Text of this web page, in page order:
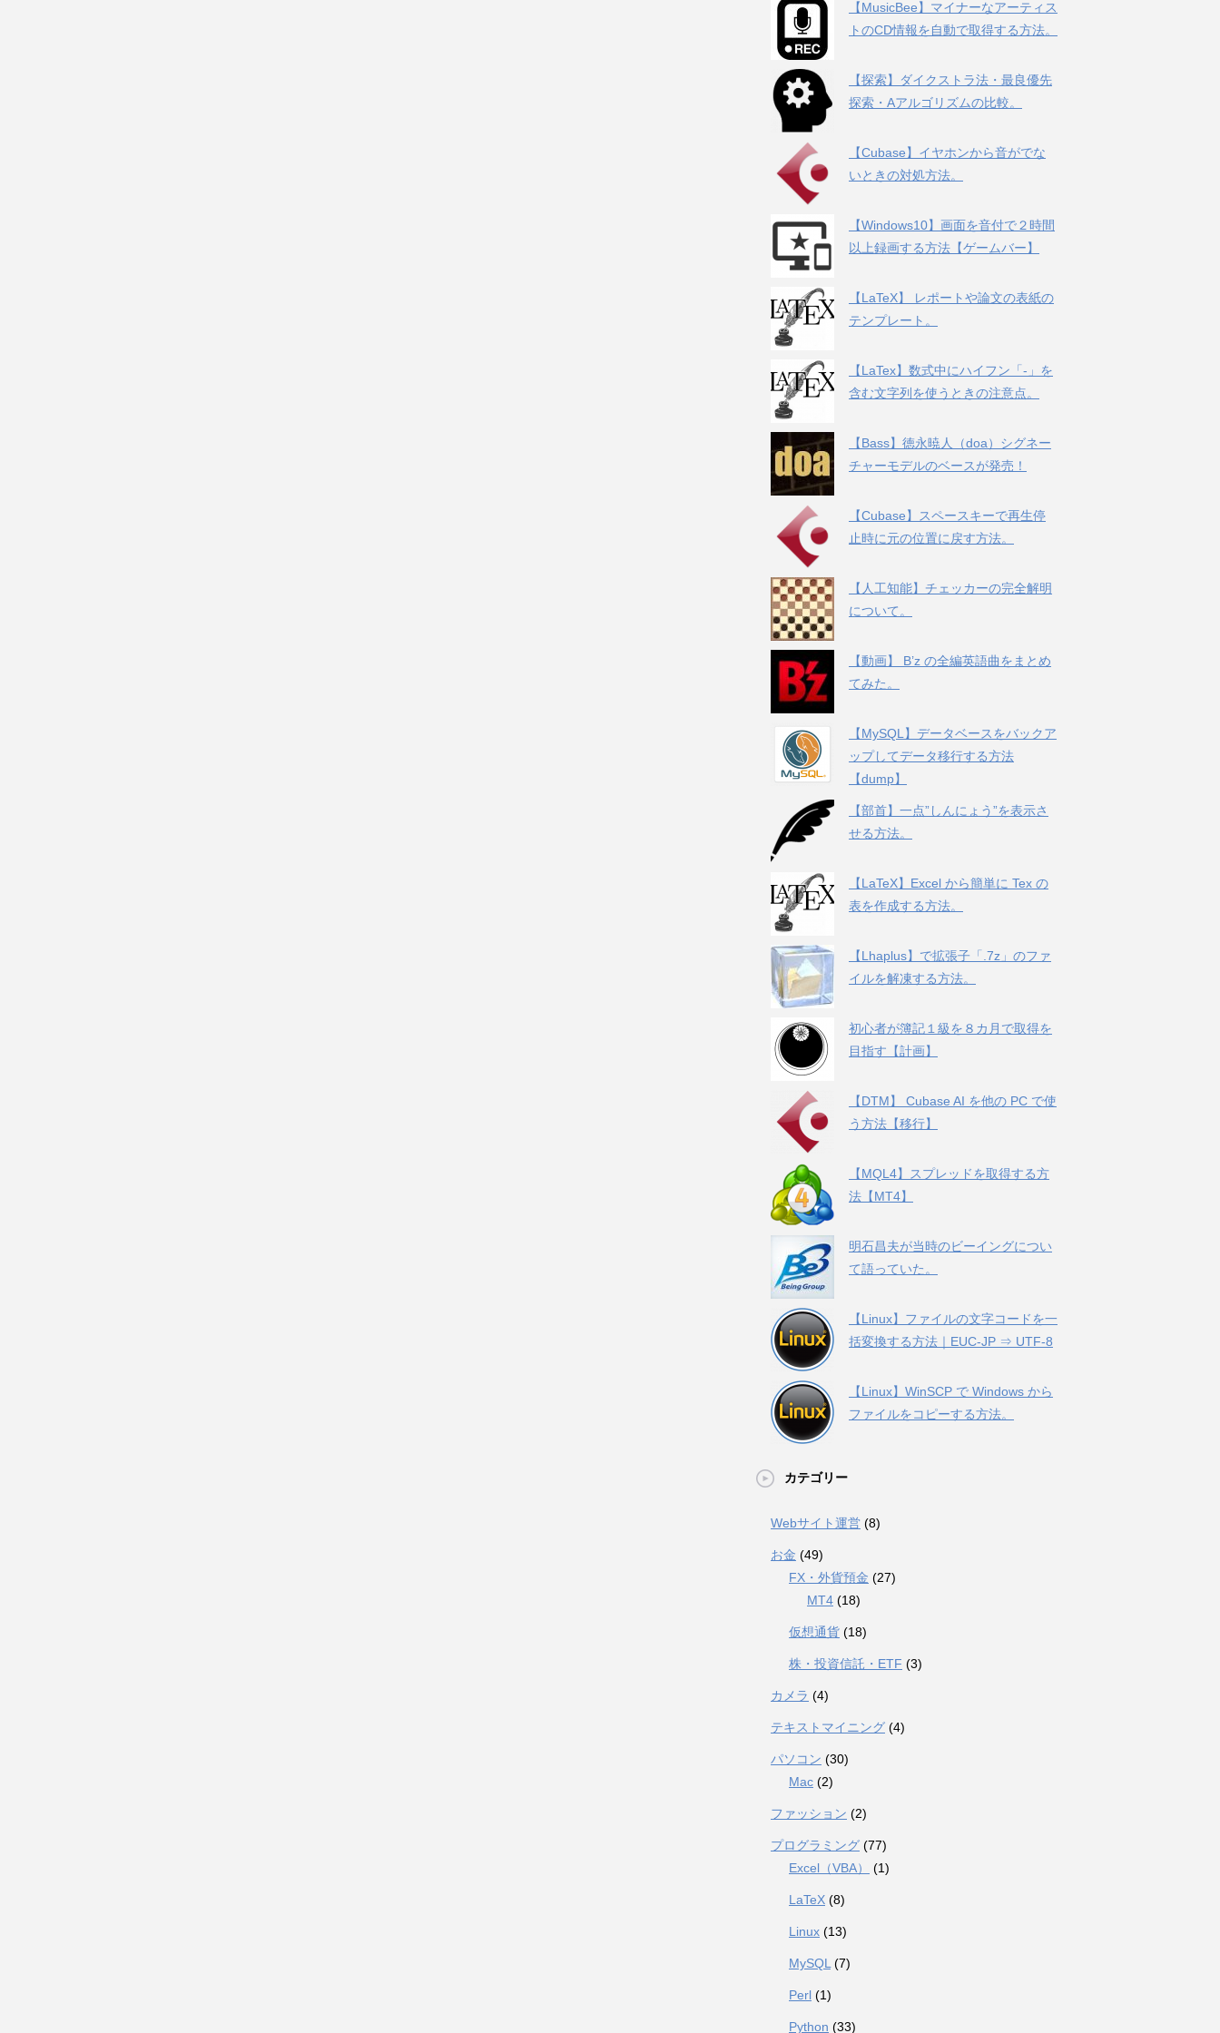
【MusicBee】マイナーなアーティス
トのCD情報を自動で取得する方法。
【探索】ダイクストラ法・最良優先
探索・Aアルゴリズムの比較。
【Cubase】イヤホンから音がでな
いときの対処方法。
【Windows10】画面を音付で２時間
以上録画する方法【ゲームバー】
【LaTeX】 レポートや論文の表紙の
テンプレート。
【LaTex】数式中にハイフン「-」を
含む文字列を使うときの注意点。
【Bass】徳永暁人（doa）シグネー
チャーモデルのベースが発売！
【Cubase】スペースキーで再生停
止時に元の位置に戻す方法。
【人工知能】チェッカーの完全解明
について。
【動画】 B’z の全編英語曲をまとめ
てみた。
【MySQL】データベースをバックア
ップしてデータ移行する方法
【dump】
【部首】一点”しんにょう”を表示さ
せる方法。
【LaTeX】Excel から簡単に Tex の
表を作成する方法。
【Lhaplus】で拡張子「.7z」のファ
イルを解凍する方法。
初心者が簿記１級を８カ月で取得を
目指す【計画】
【DTM】 Cubase AI を他の PC で使
う方法【移行】
【MQL4】スプレッドを取得する方
法【MT4】
明石昌夫が当時のビーイングについ
て語っていた。
【Linux】ファイルの文字コードを一
括変換する方法｜EUC-JP ⇒ UTF-8
【Linux】WinSCP で Windows から
ファイルをコピーする方法。
カテゴリー
Webサイト運営 (8)
お金 (49)
FX・外貨預金 (27)
MT4 (18)
仮想通貨 (18)
株・投資信託・ETF (3)
カメラ (4)
テキストマイニング (4)
パソコン (30)
Mac (2)
ファッション (2)
プログラミング (77)
Excel（VBA）
(1)
LaTeX (8)
Linux (13)
MySQL (7)
Perl (1)
Python (33)